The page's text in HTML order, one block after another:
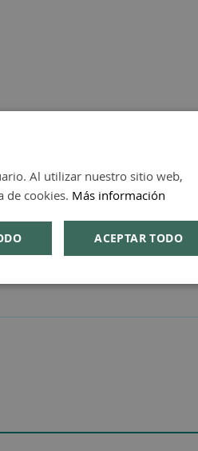
Al utilizar nuestro sitio web,
de cookies. Más información
ACEPTAR TODO